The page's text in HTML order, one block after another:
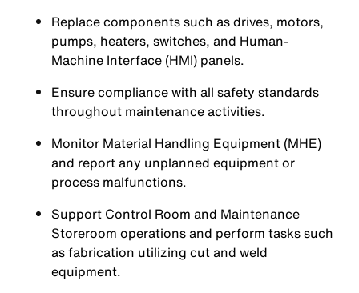
Replace components such as drives, motors,
pumps, heaters, switches, and Human-
Machine Interface (HMI) panels.
Ensure compliance with all safety standards
throughout maintenance activities.
Monitor Material Handling Equipment (MHE)
and report any unplanned equipment or
process malfunctions.
Support Control Room and Maintenance
Storeroom operations and perform tasks such
as fabrication utilizing cut and weld
equipment.